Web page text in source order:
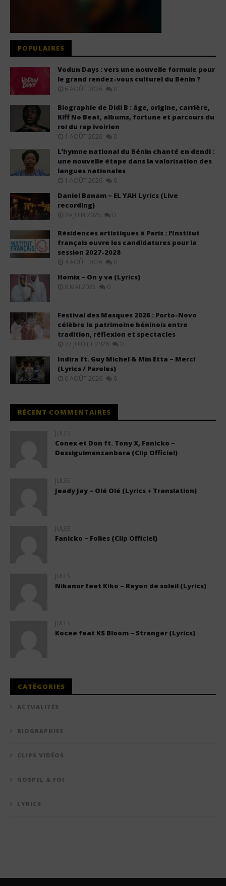
POPULAIRES
Vodun Days : vers une nouvelle formule pour
le grand rendez-vous culturel du Bénin ?
6 AOÛT 2026 0
Biographie de Didi B : âge, origine, carrière,
Kiff No Beat, albums, fortune et parcours du
roi du rap ivoirien
1 AOÛT 2026 0
L’hymne national du Bénin chanté en dendi :
une nouvelle étape dans la valorisation des
langues nationales
1 AOÛT 2026 0
Daniel Banam – EL YAH Lyrics (Live
recording)
29 JUIN 2025 0
Résidences artistiques à Paris : l’Institut
français ouvre les candidatures pour la
session 2027-2028
4 AOÛT 2026 0
Homix – On y va (Lyrics)
9 MAI 2025 0
Festival des Masques 2026 : Porto-Novo
célèbre le patrimoine béninois entre
tradition, réflexion et spectacles
27 JUILLET 2026 0
Indira ft. Guy Michel & Min Etta – Merci
(Lyrics / Paroles)
6 AOÛT 2026 0
RÉCENT COMMENTAIRES
JULES
Conex et Don ft. Tony X, Fanicko –
Dessiguimanzanbera (Clip Officiel)
JULES
Jeady Jay – Olé Olé (Lyrics + Translation)
JULES
Fanicko – Folies (Clip Officiel)
JULES
Nikanor feat Kiko – Rayon de soleil (Lyrics)
JULES
Kocee feat KS Bloom – Stranger (Lyrics)
CATÉGORIES
ACTUALITÉS
BIOGRAPHIES
CLIPS VIDÉOS
GOSPEL & FOI
LYRICS